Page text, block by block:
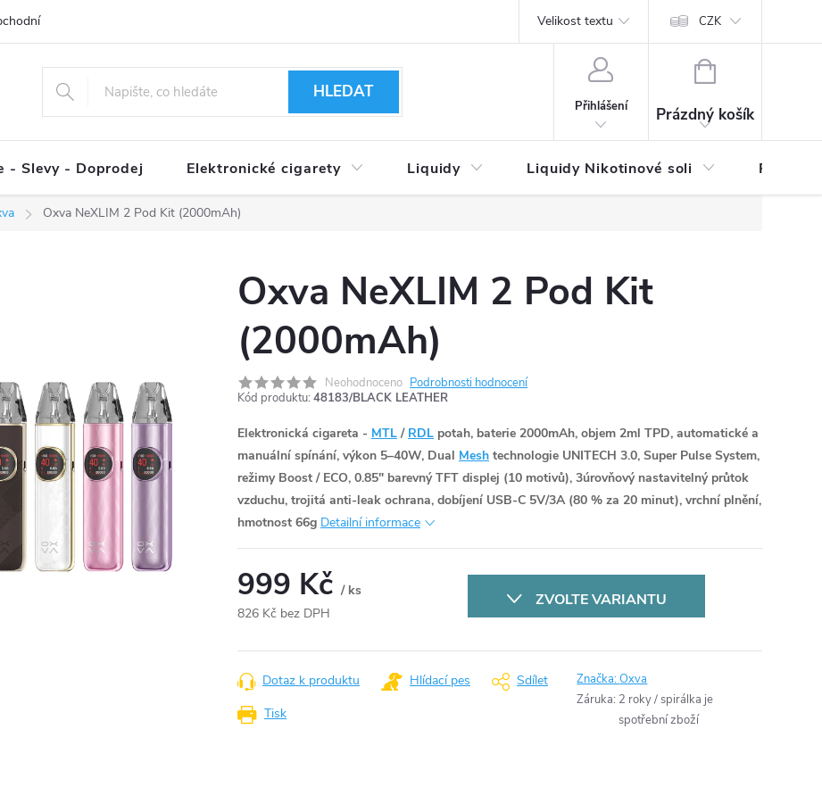
podmínky Reklamační řád Vrácení zboží a reklamace
Velikost textu CZK
HLEDAT
Přihlášení
NÁKUPNÍ
Prázdný košík
- Slevy - Doprodej Elektronické cigarety Liquidy Liquidy Nikotinové soli
Oxva NeXLIM 2 Pod Kit (2000mAh)
Oxva NeXLIM 2 Pod Kit
(2000mAh)
Neohodnoceno Podrobnosti hodnocení
Kód produktu: 48183/BLACK LEATHER
Elektronická cigareta - MTL / RDL potah, baterie 2000mAh, objem 2ml TPD, automatické a
manuální spínání, výkon 5–40W, Dual Mesh technologie UNITECH 3.0, Super Pulse System,
režimy Boost / ECO, 0.85" barevný TFT displej (10 motivů), 3úrovňový nastavitelný průtok
vzduchu, trojitá anti-leak ochrana, dobíjení USB-C 5V/3A (80 % za 20 minut), vrchní plnění,
hmotnost 66g Detailní informace
999 Kč / ks
826 Kč bez DPH
cena:
ZVOLTE VARIANTU
Tisk
Dotaz k produktu Hlídací pes Sdílet Značka:Oxva
Záruka: 2 roky / spirálka je
spotřební zboží